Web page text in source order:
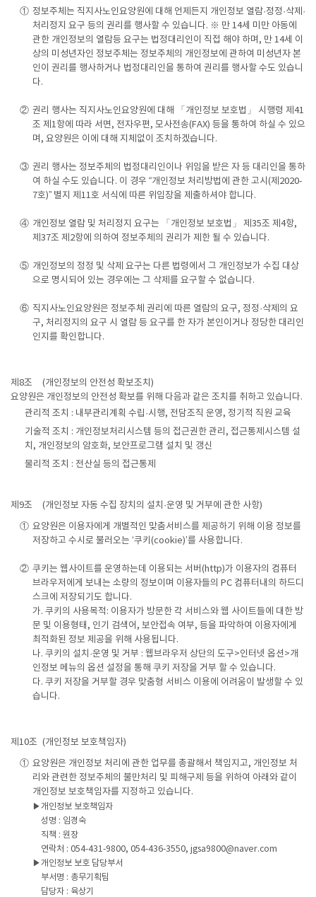
① 정보주체는 직지사노인요양원에 대해 언제든지 개인정보 열람·정정·삭제·
처리정지 요구 등의 권리를 행사할 수 있습니다. ※ 만 14세 미만 아동에
관한 개인정보의 열람등 요구는 법정대리인이 직접 해야 하며, 만 14세 이
상의 미성년자인 정보주체는 정보주체의 개인정보에 관하여 미성년자 본
인이 권리를 행사하거나 법정대리인을 통하여 권리를 행사할 수도 있습니
다.
② 권리 행사는 직지사노인요양원에 대해 「개인정보 보호법」 시행령 제41
조 제1항에 따라 서면, 전자우편, 모사전송(FAX) 등을 통하여 하실 수 있으
며, 요양원은 이에 대해 지체없이 조치하겠습니다.
③ 권리 행사는 정보주체의 법정대리인이나 위임을 받은 자 등 대리인을 통하
여 하실 수도 있습니다. 이 경우 “개인정보 처리방법에 관한 고시(제2020-
7호)” 별지 제11호 서식에 따른 위임장을 제출하셔야 합니다.
④ 개인정보 열람 및 처리정지 요구는 「개인정보 보호법」 제35조 제4항,
제37조 제2항에 의하여 정보주체의 권리가 제한 될 수 있습니다.
⑤ 개인정보의 정정 및 삭제 요구는 다른 법령에서 그 개인정보가 수집 대상
으로 명시되어 있는 경우에는 그 삭제를 요구할 수 없습니다.
⑥ 직지사노인요양원은 정보주체 권리에 따른 열람의 요구, 정정·삭제의 요
구, 처리정지의 요구 시 열람 등 요구를 한 자가 본인이거나 정당한 대리인
인지를 확인합니다.
제8조
(개인정보의 안전성 확보조치)
요양원은 개인정보의 안전성 확보를 위해 다음과 같은 조치를 취하고 있습니다.
관리적 조치 : 내부관리계획 수립·시행, 전담조직 운영, 정기적 직원 교육
기술적 조치 : 개인정보처리시스템 등의 접근권한 관리, 접근통제시스템 설
치, 개인정보의 암호화, 보안프로그램 설치 및 갱신
물리적 조치 : 전산실 등의 접근통제
제9조
(개인정보 자동 수집 장치의 설치·운영 및 거부에 관한 사항)
① 요양원은 이용자에게 개별적인 맞춤서비스를 제공하기 위해 이용 정보를
저장하고 수시로 불러오는 ‘쿠키(cookie)’를 사용합니다.
② 쿠키는 웹사이트를 운영하는데 이용되는 서버(http)가 이용자의 컴퓨터
브라우저에게 보내는 소량의 정보이며 이용자들의 PC 컴퓨터내의 하드디
스크에 저장되기도 합니다.
가. 쿠키의 사용목적: 이용자가 방문한 각 서비스와 웹 사이트들에 대한 방
문 및 이용형태, 인기 검색어, 보안접속 여부, 등을 파악하여 이용자에게
최적화된 정보 제공을 위해 사용됩니다.
나. 쿠키의 설치·운영 및 거부 : 웹브라우저 상단의 도구>인터넷 옵션>개
인정보 메뉴의 옵션 설정을 통해 쿠키 저장을 거부 할 수 있습니다.
다. 쿠키 저장을 거부할 경우 맞춤형 서비스 이용에 어려움이 발생할 수 있
습니다.
제10조 (개인정보 보호책임자)
① 요양원은 개인정보 처리에 관한 업무를 총괄해서 책임지고, 개인정보 처
리와 관련한 정보주체의 불만처리 및 피해구제 등을 위하여 아래와 같이
개인정보 보호책임자를 지정하고 있습니다.
▶개인정보 보호책임자
성명 : 임경숙
직책 : 원장
연락처 : 054-431-9800, 054-436-3550, jgsa9800@naver.com
▶개인정보 보호 담당부서
부서명 : 총무기획팀
담당자 : 육상기